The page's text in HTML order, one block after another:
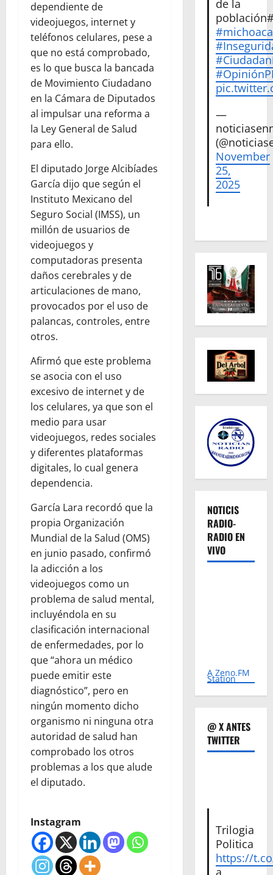
dependiente de
videojuegos, internet y
teléfonos celulares, pese a
que no está comprobado,
es lo que busca la bancada
de Movimiento Ciudadano
en la Cámara de Diputados
al impulsar una reforma a
la Ley General de Salud
para ello.
El diputado Jorge Alcibíades
García dijo que según el
Instituto Mexicano del
Seguro Social (IMSS), un
millón de usuarios de
videojuegos y
computadoras presenta
daños cerebrales y de
articulaciones de mano,
provocados por el uso de
palancas, controles, entre
otros.
Afirmó que este problema
se asocia con el uso
excesivo de internet y de
los celulares, ya que son el
medio para usar
videojuegos, redes sociales
y diferentes plataformas
digitales, lo cual genera
dependencia.
García Lara recordó que la
propia Organización
Mundial de la Salud (OMS)
en junio pasado, confirmó
la adicción a los
videojuegos como un
problema de salud mental,
incluyéndola en su
clasificación internacional
de enfermedades, por lo
que “ahora un médico
puede emitir este
diagnóstico”, pero en
ningún momento dicho
organismo ni ninguna otra
autoridad de salud han
comprobado los otros
problemas a los que alude
el diputado.
Instagram
de la
—
November
25,
2025
NOTICIS
RADIO-
RADIO EN
VIVO
A Zeno.FM
Station
@ X ANTES
TWITTER
Trilogia
Politica
https://